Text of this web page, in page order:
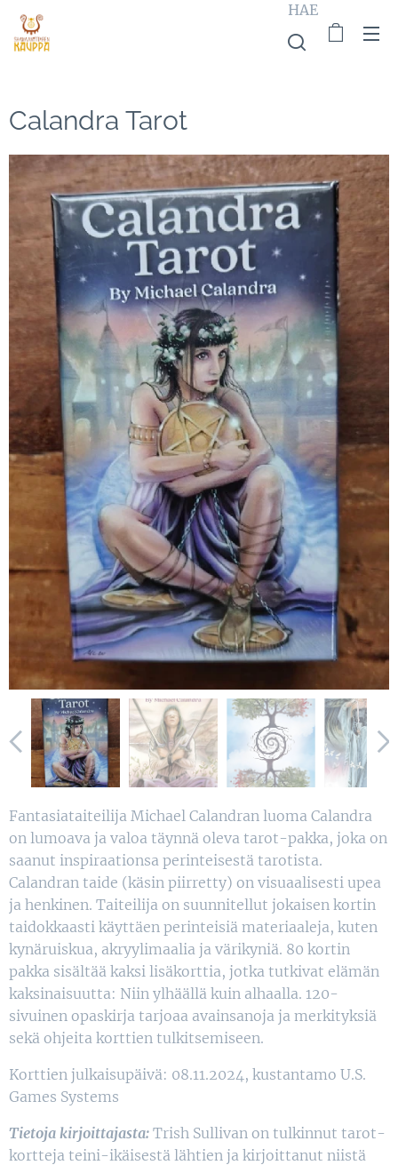
HAE
Calandra Tarot
Fantasiataiteilija Michael Calandran luoma Calandra
on lumoava ja valoa täynnä oleva tarot-pakka, joka on
saanut inspiraationsa perinteisestä tarotista.
Calandran taide (käsin piirretty) on visuaalisesti upea
ja henkinen. Taiteilija on suunnitellut jokaisen kortin
taidokkaasti käyttäen perinteisiä materiaaleja, kuten
kynäruiskua, akryylimaalia ja värikyniä. 80 kortin
pakka sisältää kaksi lisäkorttia, jotka tutkivat elämän
kaksinaisuutta: Niin ylhäällä kuin alhaalla. 120-
sivuinen opaskirja tarjoaa avainsanoja ja merkityksiä
sekä ohjeita korttien tulkitsemiseen.
Korttien julkaisupäivä: 08.11.2024, kustantamo U.S.
Games Systems
Tietoja kirjoittajasta: Trish Sullivan on tulkinnut tarot-
kortteja teini-ikäisestä lähtien ja kirjoittanut niistä